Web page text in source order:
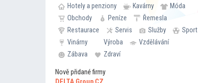
Hotely a penziony
Kavárny
Móda
Obchody
Peníze
Řemesla
Restaurace
Servis Služby
Sport
Vinárny
Výroba
Vzdělávání
Zábava
Zdraví
Nově přidané firmy